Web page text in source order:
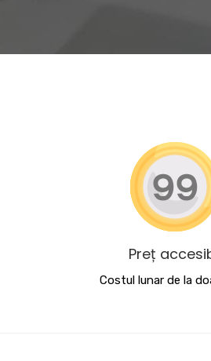
Preț
Costul lunar de la